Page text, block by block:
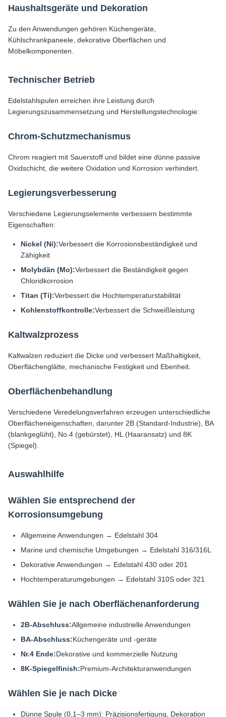
Haushaltsgeräte und Dekoration
Zu den Anwendungen gehören Küchengeräte,
Kühlschrankpaneele, dekorative Oberflächen und
Möbelkomponenten.
Technischer Betrieb
Edelstahlspulen erreichen ihre Leistung durch
Legierungszusammensetzung und Herstellungstechnologie:
Chrom-Schutzmechanismus
Chrom reagiert mit Sauerstoff und bildet eine dünne passive
Oxidschicht, die weitere Oxidation und Korrosion verhindert.
Legierungsverbesserung
Verschiedene Legierungselemente verbessern bestimmte
Eigenschaften:
Nickel (Ni):Verbessert die Korrosionsbeständigkeit und
Zähigkeit
Molybdän (Mo):Verbessert die Beständigkeit gegen
Chloridkorrosion
Titan (Ti):Verbessert die Hochtemperaturstabilität
Kohlenstoffkontrolle:Verbessert die Schweißleistung
Kaltwalzprozess
Kaltwalzen reduziert die Dicke und verbessert Maßhaltigkeit,
Oberflächenglätte, mechanische Festigkeit und Ebenheit.
Oberflächenbehandlung
Verschiedene Veredelungsverfahren erzeugen unterschiedliche
Oberflächeneigenschaften, darunter 2B (Standard-Industrie), BA
(blankgeglüht), No.4 (gebürstet), HL (Haaransatz) und 8K
(Spiegel).
Auswahlhilfe
Wählen Sie entsprechend der
Korrosionsumgebung
Allgemeine Anwendungen → Edelstahl 304
Marine und chemische Umgebungen → Edelstahl 316/316L
Dekorative Anwendungen → Edelstahl 430 oder 201
Hochtemperaturumgebungen → Edelstahl 310S oder 321
Wählen Sie je nach Oberflächenanforderung
2B-Abschluss:Allgemeine industrielle Anwendungen
BA-Abschluss:Küchengeräte und -geräte
Nr.4 Ende:Dekorative und kommerzielle Nutzung
8K-Spiegelfinish:Premium-Architekturanwendungen
Wählen Sie je nach Dicke
Dünne Spule (0,1–3 mm): Präzisionsfertigung, Dekoration